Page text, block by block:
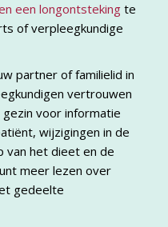
een longontsteking te
of verpleegkundige
partner of familielid in
vertrouwen
voor informatie
wijzigingen in de
van het dieet en de
meer lezen over
gedeelte